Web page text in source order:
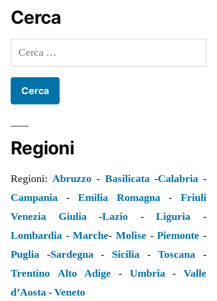
Cerca
Ricerca
per:
Regioni
Regioni:Abruzzo - Basilicata-Calabria-
Campania -Emilia Romagna-Friuli
Venezia Giulia-Lazio -Liguria -
Lombardia -Marche-Molise -Piemonte -
Puglia -Sardegna- Sicilia -Toscana -
Trentino Alto Adige - Umbria-Valle
d’Aosta-Veneto